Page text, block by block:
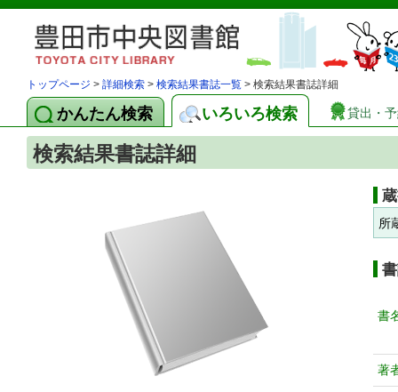
トップページ > 詳細検索 > 検索結果書誌一覧 > 検索結果書誌詳細
かんたん検索 いろいろ検索 貸出・
検索結果書誌詳細
所
書
著